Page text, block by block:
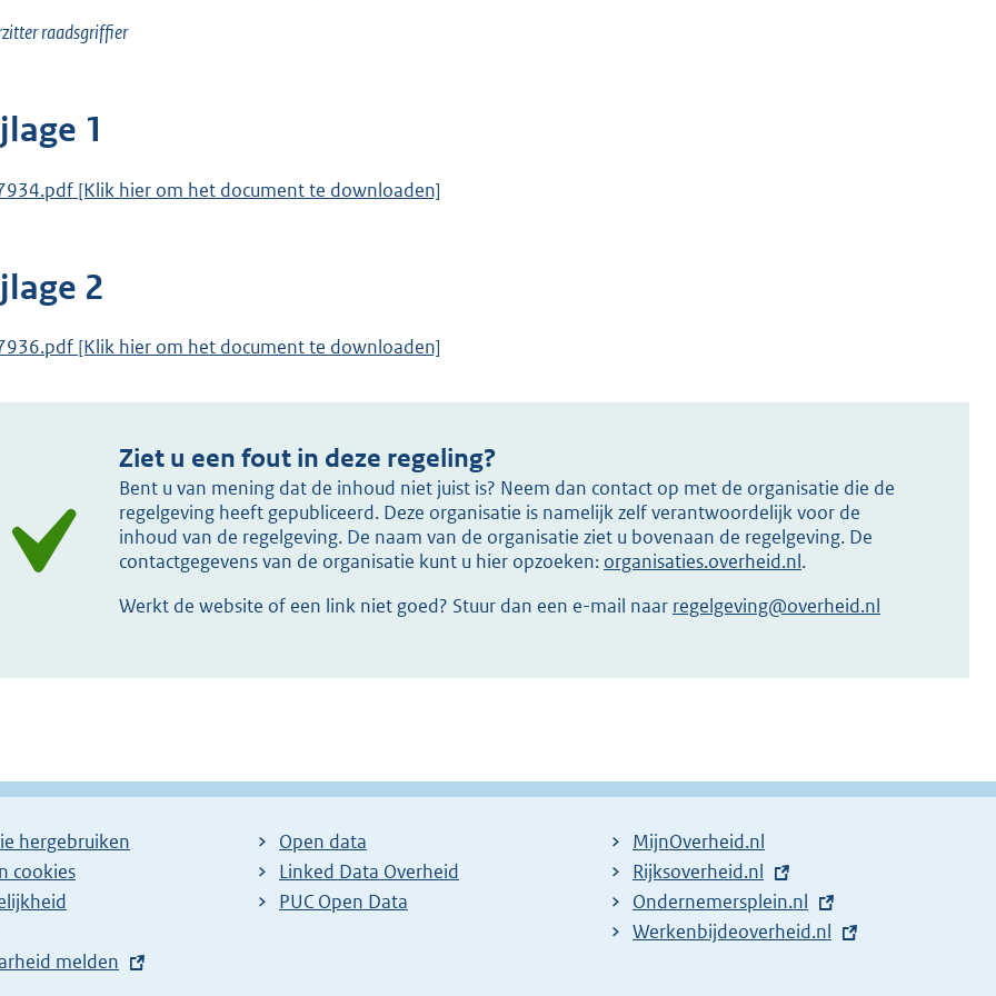
raadsgriffier
1
[Klik hier om het document te downloaden]
2
[Klik hier om het document te downloaden]
Ziet u een fout in deze regeling?
Bent u van mening dat de inhoud niet juist is? Neem dan contact op met de organisatie die de
regelgeving heeft gepubliceerd. Deze organisatie is namelijk zelf verantwoordelijk voor de
inhoud van de regelgeving. De naam van de organisatie ziet u bovenaan de regelgeving. De
contactgegevens van de organisatie kunt u hier opzoeken: organisaties.overheid.nl.
Werkt de website of een link niet goed? Stuur dan een e-mail naar regelgeving@overheid.nl
hergebruiken
cookies
melden
Open data
Linked Data Overheid
PUC Open Data
MijnOverheid.nl
E
x
t
Rijksoverheid.nl
E
x
Ondernemersplein.nl
E
Werkenbijdeoverheid.nl